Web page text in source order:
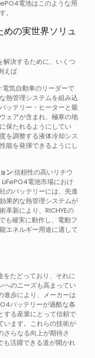
電池はこのような用
。
の実世界ソリュ
解決するために、いくつ
えば
:電気自動車のリーダーで
熱管理システムを組み込
ッテリー・ヒーターと最
ェアが含まれ、極寒の地
保たれるようにしてい
を調整する液体冷却シス
能を発揮できるようにし
ン:信頼性の高いリチウ
電池市場におけ
のバッテリーには、先進
果的な熱管理システムが
革新により、RICHYEの
も確実に動作し、電動フ
エネルギー用途に適して
をたどっており、それに
へのニーズも高まってい
進歩により、メーカーは
バッテリーが過酷な条
する産業にとって信頼で
います。これらの技術が
さらなる向上が期待さ
も活躍できる道が開かれ